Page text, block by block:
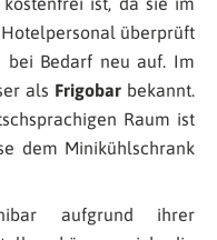
überprüft
Bedarf neu auf. Im
als Frigobar bekannt.
Raum ist
dem Minikühlschrank
aufgrund ihrer